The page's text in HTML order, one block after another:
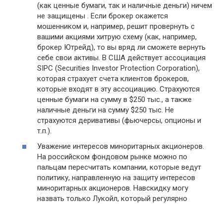
(как ценные бумаги, так и наличные деньги) ничем
не защищены . Если брокер окажется
мошенником и, например, решит провернуть с
вашими акциями хитрую схему (как, например,
брокер Ютрейд), то вы вряд ли сможете вернуть
себе свои активы. В США действует ассоциация
SIPC (Securities Investor Protection Corporation),
которая страхует счета клиентов брокеров,
которые входят в эту ассоциацию. Страхуются
ценные бумаги на сумму в $250 тыс., а также
наличные деньги на сумму $250 тыс. Не
страхуются деривативы (фьючерсы, опционы и
т.п.).
Уважение интересов миноритарных акционеров.
На российском фондовом рынке можно по
пальцам пересчитать компании, которые ведут
политику, направленную на защиту интересов
миноритарных акционеров. Навскидку могу
назвать только Лукойл, который регулярно